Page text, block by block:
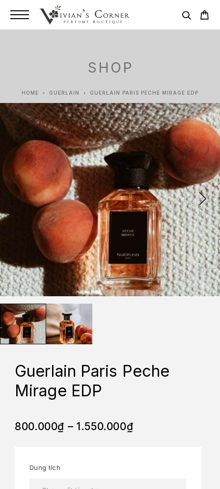
SHOP
HOME GUERLAIN GUERLAIN PARIS PECHE MIRAGE EDP
Guerlain Paris Peche
Mirage EDP
800.000₫ – 1.550.000₫
Dung tích